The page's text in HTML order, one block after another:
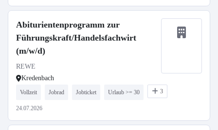
Abiturientenprogramm zur
Führungskraft/Handelsfachwirt
(m/w/d)
REWE
Kredenbach
Vollzeit Jobrad Jobticket Urlaub >= 30 3
24.07.2026